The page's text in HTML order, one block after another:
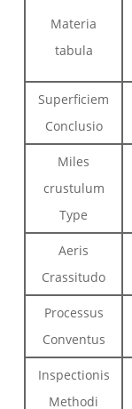
Materia
tabula
Superficiem
Conclusio
Miles
crustulum
Type
Aeris
Crassitudo
Processus
Conventus
Inspectionis
Methodi